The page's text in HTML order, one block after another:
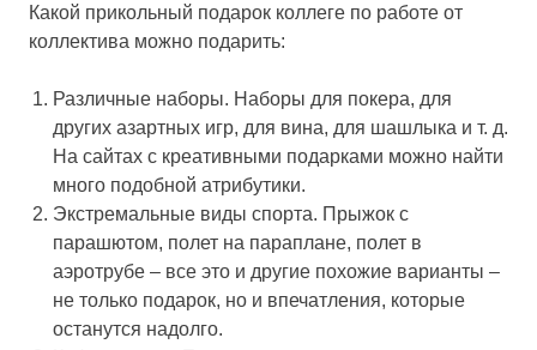
Какой прикольный подарок коллеге по работе от
коллектива можно подарить:
Различные наборы. Наборы для покера, для
других азартных игр, для вина, для шашлыка и т. д.
На сайтах с креативными подарками можно найти
много подобной атрибутики.
Экстремальные виды спорта. Прыжок с
парашютом, полет на параплане, полет в
аэротрубе – все это и другие похожие варианты –
не только подарок, но и впечатления, которые
останутся надолго.